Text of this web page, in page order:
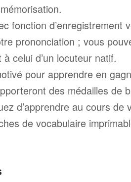
fonction d’enregistrement
prononciation ; vous
celui d’un locuteur natif.
pour apprendre en
des médailles de
d’apprendre au cours de
de vocabulaire